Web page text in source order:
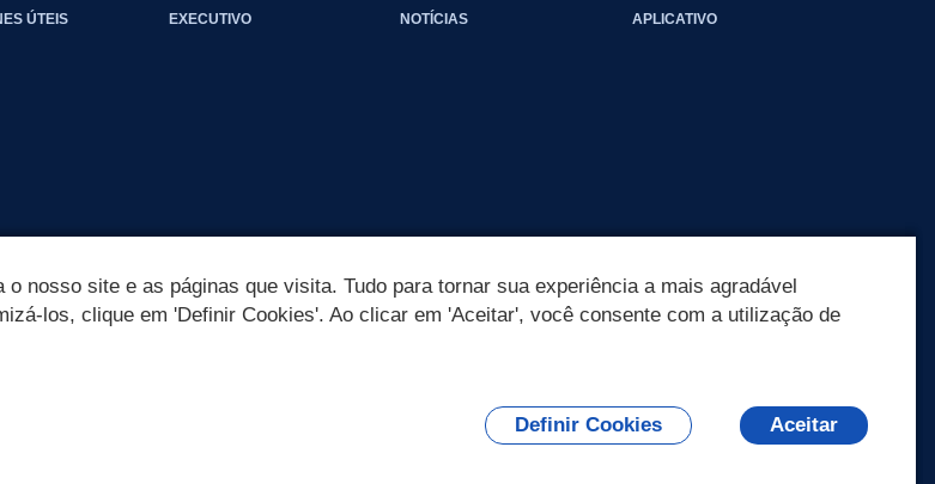
ÚTEIS EXECUTIVO NOTÍCIAS APLICATIVO
nosso site e as páginas que visita. Tudo para tornar sua experiência a mais agradável
los, clique em 'Definir Cookies'. Ao clicar em 'Aceitar', você consente com a utilização de
Definir Cookies Aceitar